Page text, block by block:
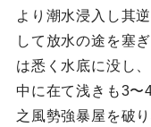
より潮水浸入し其
して放水の途を塞
は悉く水底に没し
中に在て浅きも3〜
之風勢強暴屋を破